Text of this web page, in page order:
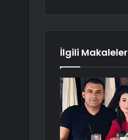
İlgili Makaleler